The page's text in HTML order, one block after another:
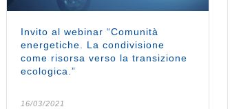
Invito al webinar “Comunità
energetiche. La condivisione
come risorsa verso la transizione
ecologica.”
16/03/2021